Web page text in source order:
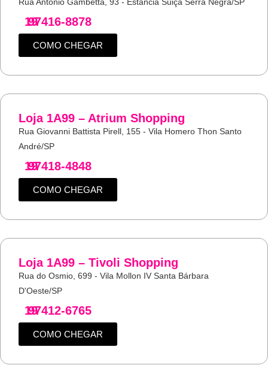
Rua Antônio Gambetta, 93 - Estância Suiça Serra Negra/SP
19
97416-8878
COMO CHEGAR
Loja 1A99 – Atrium Shopping
Rua Giovanni Battista Pirell, 155 - Vila Homero Thon Santo
André/SP
19
97418-4848
COMO CHEGAR
Loja 1A99 – Tivoli Shopping
Rua do Osmio, 699 - Vila Mollon IV Santa Bárbara
D'Oeste/SP
19
97412-6765
COMO CHEGAR